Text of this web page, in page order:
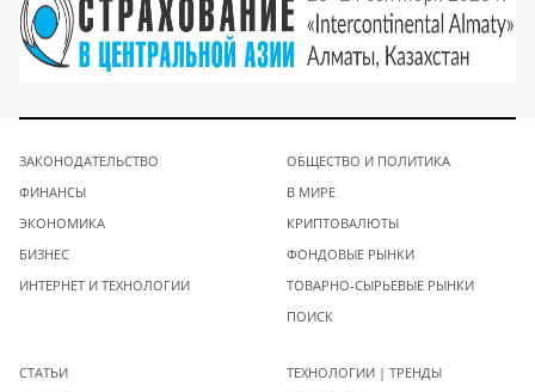
ЗАКОНОДАТЕЛЬСТВО
ФИНАНСЫ
ЭКОНОМИКА
БИЗНЕС
ИНТЕРНЕТ И ТЕХНОЛОГИИ
ОБЩЕСТВО И ПОЛИТИКА
В МИРЕ
КРИПТОВАЛЮТЫ
ФОНДОВЫЕ РЫНКИ
ТОВАРНО-СЫРЬЕВЫЕ РЫНКИ
ПОИСК
СТАТЬИ
ТЕХНОЛОГИИ | ТРЕНДЫ